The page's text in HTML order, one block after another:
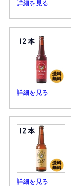
詳細を見る
詳細を見る
詳細を見る